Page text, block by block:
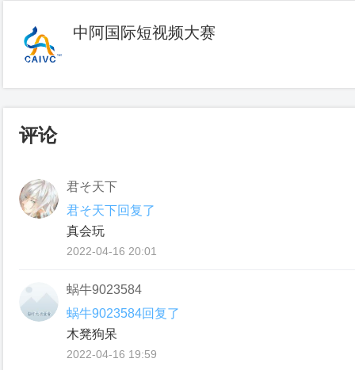
中阿国际短视频大赛
评论
君そ天下
君そ天下回复了
真会玩
2022-04-16 20:01
蜗牛9023584
蜗牛9023584回复了
木凳狗呆
2022-04-16 19:59